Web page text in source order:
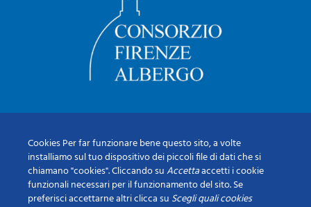
Cookies Per far funzionare bene questo sito, a volte
installiamo sul tuo dispositivo dei piccoli file di dati che si
chiamano "cookies". Cliccando suAccettaaccetti i cookie
funzionali necessari per il funzionamento del sito. Se
preferisci accettarne altri clicca su Scegli quali cookies